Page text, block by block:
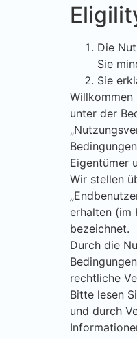
Die
Sie
Sie
Willkommen
unter der
Eigentümer
Wir stellen
erhalten (im
bezeichnet.
Durch die
rechtliche
Bitte lesen
und durch